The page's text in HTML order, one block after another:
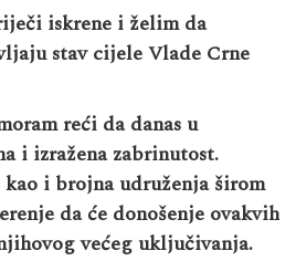
iskrene i želim da
stav cijele Vlade Crne
reći da danas u
i izražena zabrinutost.
i brojna udruženja širom
da će donošenje ovakvih
većeg uključivanja.